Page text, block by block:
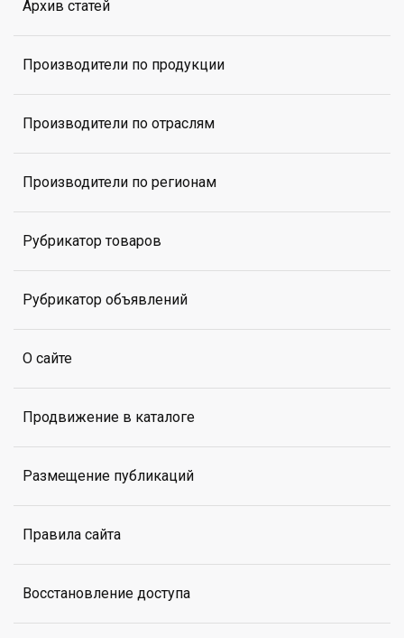
Архив статей
Производители по продукции
Производители по отраслям
Производители по регионам
Рубрикатор товаров
Рубрикатор объявлений
О сайте
Продвижение в каталоге
Размещение публикаций
Правила сайта
Восстановление доступа